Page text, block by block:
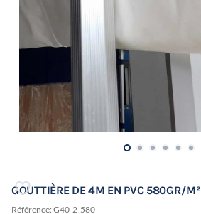
GOUTTIÈRE DE 4M EN PVC 580GR/M²
Référence: G40-2-580